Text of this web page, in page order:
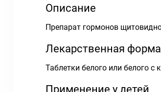
Описание
Препарат гормонов
Лекарственная форма
Таблетки белого или белого
Применение у детей